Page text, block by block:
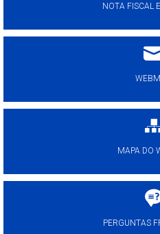
NOTA FISCAL
MAPA DO
PERGUNTAS